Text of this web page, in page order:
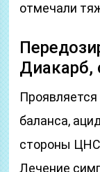
отмечали
Диакарб,
баланса,
стороны
Лечение